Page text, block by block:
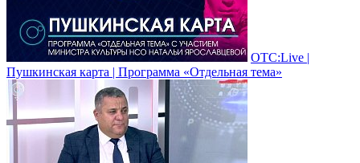
ОТС:Live |
Пушкинская карта | Программа «Отдельная тема»